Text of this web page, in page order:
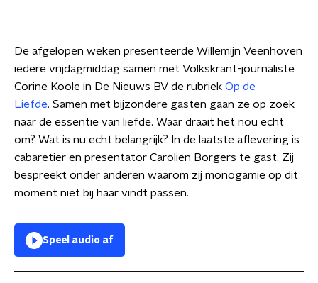
De afgelopen weken presenteerde Willemijn Veenhoven
iedere vrijdagmiddag samen met Volkskrant-journaliste
Corine Koole in De Nieuws BV de rubriek Op de
Liefde. Samen met bijzondere gasten gaan ze op zoek
naar de essentie van liefde. Waar draait het nou echt
om? Wat is nu echt belangrijk? In de laatste aflevering is
cabaretier en presentator Carolien Borgers te gast. Zij
bespreekt onder anderen waarom zij monogamie op dit
moment niet bij haar vindt passen.
Speel audio af